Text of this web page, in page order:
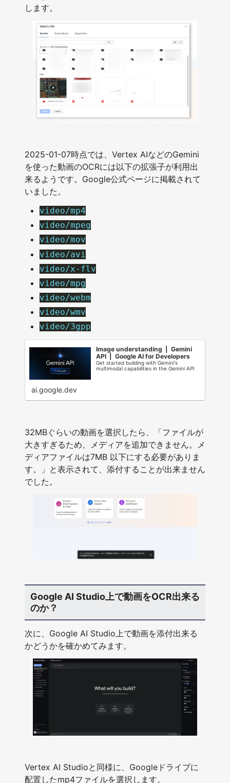
します。
2025-01-07時点では、Vertex AIなどのGemini
を使った動画のOCRには以下の拡張子が利用出
来るようです。Google公式ページに掲載されて
いました。
video/mp4
video/mpeg
video/mov
video/avi
video/x-flv
video/mpg
video/webm
video/wmv
video/3gpp
Image understanding | Gemini
API | Google AI for Developers
Get started building with Gemini's
multimodal capabilities in the Gemini API
ai.google.dev
32MBぐらいの動画を選択したら、「ファイルが
大きすぎるため、メディアを追加できません。メ
ディアファイルは7MB 以下にする必要がありま
す。」と表示されて、添付することが出来ません
でした。
Google AI Studio上で動画をOCR出来る
のか？
次に、Google AI Studio上で動画を添付出来る
かどうかを確かめてみます。
Vertex AI Studioと同様に、Googleドライブに
配置したmp4ファイルを選択します。